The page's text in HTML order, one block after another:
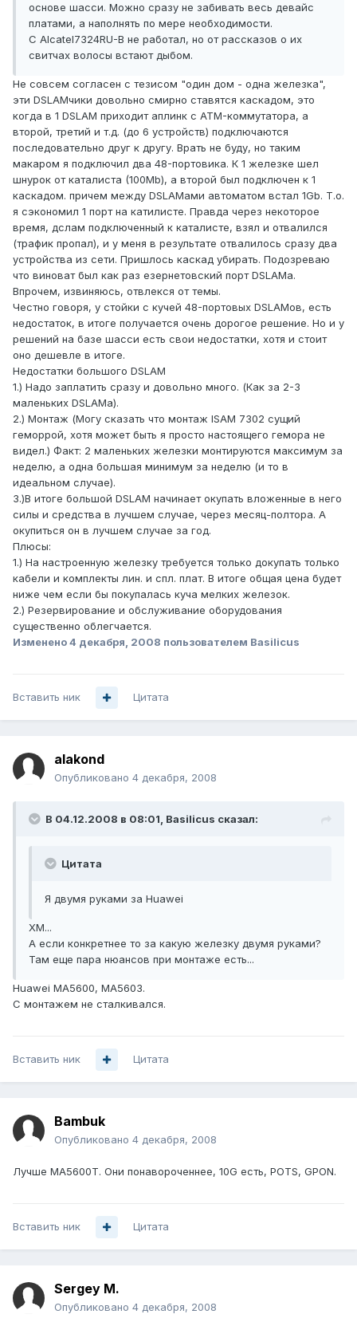
основе шасси. Можно сразу не забивать весь девайс
платами, а наполнять по мере необходимости.
С Alcatel7324RU-B не работал, но от рассказов о их
свитчах волосы встают дыбом.
Не совсем согласен с тезисом "один дом - одна железка",
эти DSLAMчики довольно смирно ставятся каскадом, это
когда в 1 DSLAM приходит аплинк с ATM-коммутатора, а
второй, третий и т.д. (до 6 устройств) подключаются
последовательно друг к другу. Врать не буду, но таким
макаром я подключил два 48-портовика. К 1 железке шел
шнурок от каталиста (100Mb), а второй был подключен к 1
каскадом. причем между DSLAMами автоматом встал 1Gb. Т.о.
я сэкономил 1 порт на катилисте. Правда через некоторое
время, дслам подключенный к каталисте, взял и отвалился
(трафик пропал), и у меня в результате отвалилось сразу два
устройства из сети. Пришлось каскад убирать. Подозреваю
что виноват был как раз езернетовский порт DSLAMa.
Впрочем, извиняюсь, отвлекся от темы.
Честно говоря, у стойки с кучей 48-портовых DSLAMов, есть
недостаток, в итоге получается очень дорогое решение. Но и у
решений на базе шасси есть свои недостатки, хотя и стоит
оно дешевле в итоге.
Недостатки большого DSLAM
1.) Надо заплатить сразу и довольно много. (Как за 2-3
маленьких DSLAMa).
2.) Монтаж (Могу сказать что монтаж ISAM 7302 сущий
геморрой, хотя может быть я просто настоящего гемора не
видел.) Факт: 2 маленьких железки монтируются максимум за
неделю, а одна большая минимум за неделю (и то в
идеальном случае).
3.)В итоге большой DSLAM начинает окупать вложенные в него
силы и средства в лучшем случае, через месяц-полтора. А
окупиться он в лучшем случае за год.
Плюсы:
1.) На настроенную железку требуется только докупать только
кабели и комплекты лин. и спл. плат. В итоге общая цена будет
ниже чем если бы покупалась куча мелких железок.
2.) Резервирование и обслуживание оборудования
существенно облегчается.
Изменено4 декабря, 2008 пользователем Basilicus
Вставить ник Цитата
alakond
Опубликовано 4 декабря, 2008
В 04.12.2008 в 08:01, Basilicus сказал:
Цитата
Я двумя руками за Huawei
ХМ...
А если конкретнее то за какую железку двумя руками?
Там еще пара нюансов при монтаже есть...
Huawei MA5600, MA5603.
C монтажем не сталкивался.
Вставить ник Цитата
Bambuk
Опубликовано 4 декабря, 2008
Лучше МА5600Т. Они понавороченнее, 10G есть, POTS, GPON.
Вставить ник Цитата
Sergey M.
Опубликовано 4 декабря, 2008